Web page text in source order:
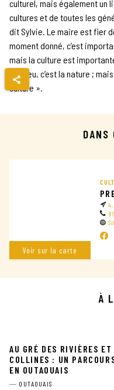
culturel, mais également un
cultures et de toutes les
dit Sylvie. Le maire est fier
moment donné, c’est
mais la culture est
de Dieu, c’est la nature ;
culture ».
DANS
Voir sur la carte
À
AU GRÉ DES RIVIÈRES ET
COLLINES : UN
EN OUTAOUAIS
OUTAOUAIS